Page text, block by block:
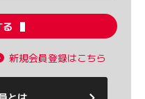
新規会員登録はこちら